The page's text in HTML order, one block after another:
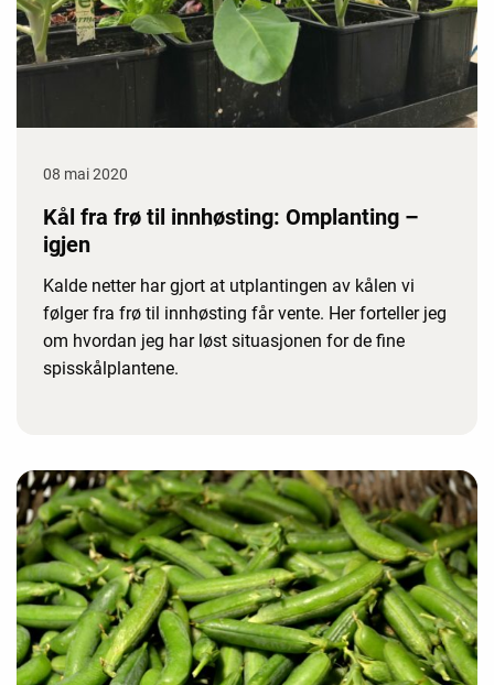
08 mai 2020
Kål fra frø til innhøsting: Omplanting –
igjen
Kalde netter har gjort at utplantingen av kålen vi
følger fra frø til innhøsting får vente. Her forteller jeg
om hvordan jeg har løst situasjonen for de fine
spisskålplantene.